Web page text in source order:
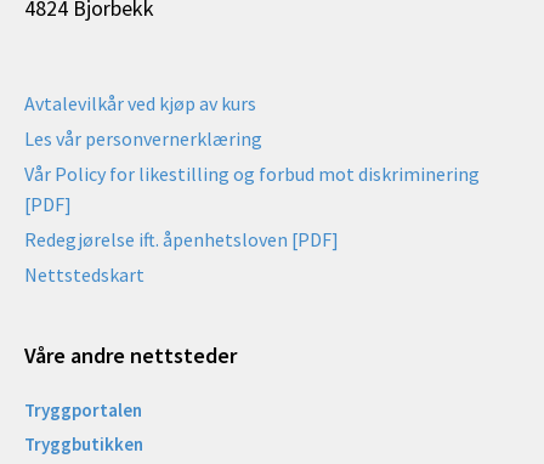
4824 Bjorbekk
Avtalevilkår ved kjøp av kurs
Les vår personvernerklæring
Vår Policy for likestilling og forbud mot diskriminering
[PDF]
Redegjørelse ift. åpenhetsloven [PDF]
Nettstedskart
Våre andre nettsteder
Tryggportalen
Tryggbutikken